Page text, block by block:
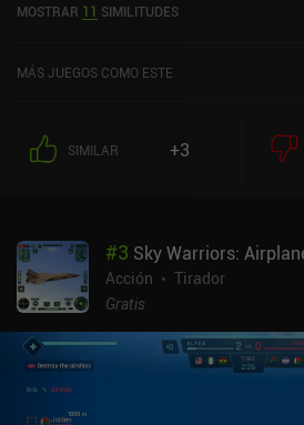
usar un ataque especial.Hay más de 40
monetiza bastante con tiempos de
Warhammer o está buscando un solo
MOSTRAR 11 SIMILITUDES
MÁS JUEGOS COMO ESTE
SIMILAR +3
#3 Sky Warriors:
Acción
Tirador
Gratis